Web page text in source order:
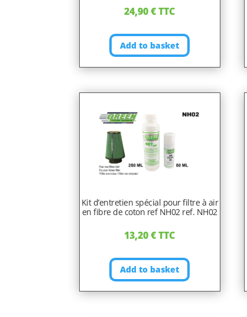
24,90€ TTC
Add to basket
Kit d’entretien spécial pour filtre à air
en fibre de coton ref NH02 ref. NH02
13,20€ TTC
Add to basket